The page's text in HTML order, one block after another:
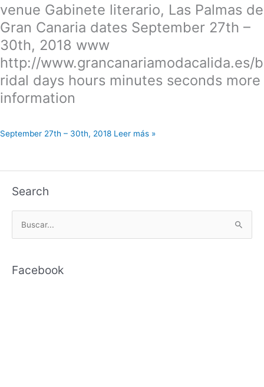
venue Gabinete literario, Las Palmas de
Gran Canaria dates September 27th –
30th, 2018 www
http://www.grancanariamodacalida.es/b
ridal days hours minutes seconds more
information
September 27th – 30th, 2018 Leer más »
Search
cFacebook